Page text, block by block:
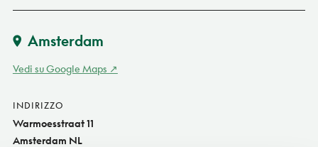
Amsterdam
Vedi su Google Maps
INDIRIZZO
Warmoesstraat 11
Amsterdam NL